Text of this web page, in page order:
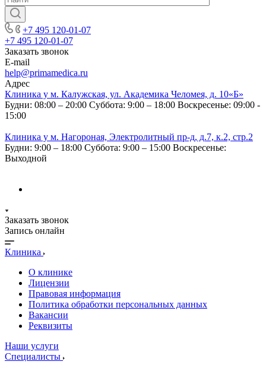
+7 495 120-01-07
+7 495 120-01-07
Заказать звонок
E-mail
help@primamedica.ru
Адрес
Клиника у м. Калужская, ул. Академика Челомея, д. 10«Б»
Будни: 08:00 – 20:00 Суббота: 9:00 – 18:00 Воскресенье: 09:00 -
15:00
Клиника у м. Нагороная, Электролитный пр-д, д.7, к.2, стр.2
Будни: 9:00 – 18:00 Суббота: 9:00 – 15:00 Воскресенье:
Выходной
Заказать звонок
Запись онлайн
Клиника
О клинике
Лицензии
Правовая информация
Политика обработки персональных данных
Вакансии
Реквизиты
Наши услуги
Специалисты